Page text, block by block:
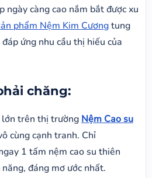
ngày càng cao nắm bắt được xu
phẩm Nệm Kim Cươngtung
ứng nhu cầu thị hiếu của
chăng:
lớn trên thị trường Nệm Cao su
cùng cạnh tranh. Chỉ
1 tấm nệm cao su thiên
đáng mơ ước nhất.